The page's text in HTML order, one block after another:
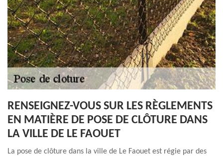
RENSEIGNEZ-VOUS SUR LES RÈGLEMENTS
EN MATIÈRE DE POSE DE CLÔTURE DANS
LA VILLE DE LE FAOUET
La pose de clôture dans la ville de Le Faouet est régie par des